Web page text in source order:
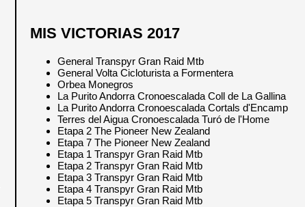
MIS VICTORIAS 2017
General Transpyr Gran Raid Mtb
General Volta Cicloturista a Formentera
Orbea Monegros
La Purito Andorra Cronoescalada Coll de La Gallina
La Purito Andorra Cronoescalada Cortals d'Encamp
Terres del Aigua Cronoescalada Turó de l'Home
Etapa 2 The Pioneer New Zealand
Etapa 7 The Pioneer New Zealand
Etapa 1 Transpyr Gran Raid Mtb
Etapa 2 Transpyr Gran Raid Mtb
Etapa 3 Transpyr Gran Raid Mtb
Etapa 4 Transpyr Gran Raid Mtb
Etapa 5 Transpyr Gran Raid Mtb